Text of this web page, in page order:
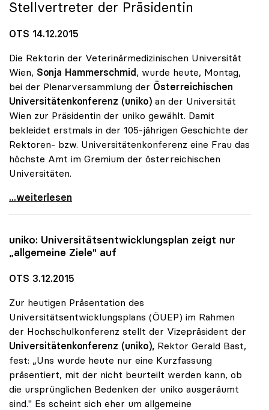
Stellvertreter der Präsidentin
OTS 14.12.2015
Die Rektorin der Veterinärmedizinischen Universität
Wien, Sonja Hammerschmid, wurde heute, Montag,
bei der Plenarversammlung der Österreichischen
Universitätenkonferenz (uniko) an der Universität
Wien zur Präsidentin der uniko gewählt. Damit
bekleidet erstmals in der 105-jährigen Geschichte der
Rektoren- bzw. Universitätenkonferenz eine Frau das
höchste Amt im Gremium der österreichischen
Universitäten.
Sonja Hammerschmid zur Präsidentin der uniko
...weiterlesen
uniko: Universitätsentwicklungsplan zeigt nur
„allgemeine Ziele" auf
OTS 3.12.2015
Zur heutigen Präsentation des
Universitätsentwicklungsplans (ÖUEP) im Rahmen
der Hochschulkonferenz stellt der Vizepräsident der
Universitätenkonferenz (uniko), Rektor Gerald Bast,
fest: „Uns wurde heute nur eine Kurzfassung
präsentiert, mit der nicht beurteilt werden kann, ob
die ursprünglichen Bedenken der uniko ausgeräumt
sind." Es scheint sich eher um allgemeine